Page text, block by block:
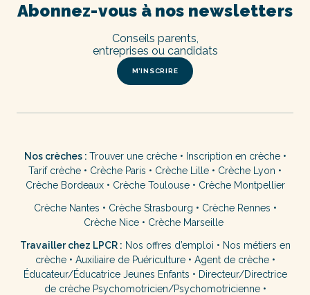
Abonnez-vous à nos newsletters
M’INSCRIRE
Conseils parents,
entreprises ou candidats
Nos crèches : Trouver une crèche• Inscription en crèche•
Tarif crèche • Crèche Paris • Crèche Lille • Crèche Lyon •
Crèche Bordeaux• Crèche Toulouse• Crèche Montpellier
Crèche Nantes • Crèche Strasbourg • Crèche Rennes •
Crèche Nice • Crèche Marseille
Travailler chez LPCR : Nos offres d’emploi • Nos métiers en
crèche• Auxiliaire de Puériculture• Agent de crèche•
Éducateur/Éducatrice Jeunes Enfants • Directeur/Directrice
de crèche Psychomotricien/Psychomotricienne•